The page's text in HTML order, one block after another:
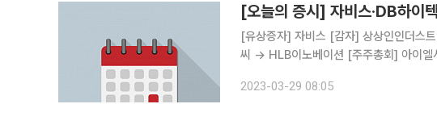
[오늘의 증시] 자비스·DB하이
[유상증자] 자비스 [감자] 상상인인더스트리 [합병] 커넥트웨이브(카비오스) [상호변경] 피에스엠
씨 → HLB이노베이션 [주주총회] 아이엘사이언스 나노 파버나인 바이오스마트 엠벤처투자 씨유테
그네틱 윌링스 이엔코퍼레이션 SG 베노
2023-03-29 08:05